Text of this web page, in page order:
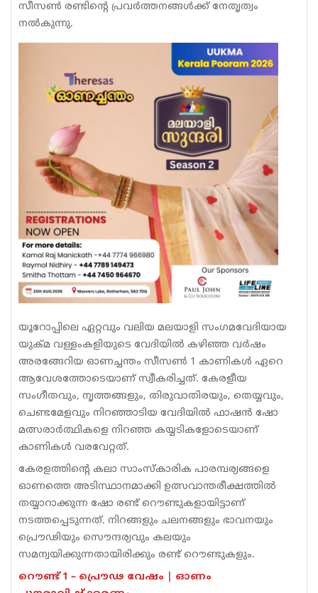
സീസൺ രണ്ടിൻ്റെ പ്രവർത്തനങ്ങൾക്ക് നേതൃത്വം
നൽകുന്നു.
യൂറോപ്പിലെ ഏറ്റവും വലിയ മലയാളി സംഗമവേദിയായ
യുക്മ വള്ളംകളിയുടെ വേദിയിൽ കഴിഞ്ഞ വർഷം
അരങ്ങേറിയ ഓണച്ചന്തം സീസൺ 1 കാണികൾ ഏറെ
ആവേശത്തോടെയാണ് സ്വീകരിച്ചത്. കേരളീയ
സംഗീതവും, നൃത്തങ്ങളും, തിരുവാതിരയും, തെയ്യവും,
ചെണ്ടമേളവും നിറഞ്ഞാടിയ വേദിയിൽ ഫാഷൻ ഷോ
മത്സരാർത്ഥികളെ നിറഞ്ഞ കയ്യടികളോടെയാണ്
കാണികൾ വരവേറ്റത്.
കേരളത്തിൻ്റെ കലാ സാംസ്‌കാരിക പാരമ്പര്യങ്ങളെ
ഓണത്തെ അടിസ്ഥാനമാക്കി ഉത്സവാന്തരീക്ഷത്തിൽ
തയ്യാറാക്കുന്ന ഷോ രണ്ട് റൌണ്ടുകളായിട്ടാണ്
നടത്തപ്പെടുന്നത്. നിറങ്ങളും ചലനങ്ങളും ഭാവനയും
പ്രൌഢിയും സൌന്ദര്യവും കലയും
സമന്വയിക്കുന്നതായിരിക്കും രണ്ട് റൌണ്ടുകളും.
റൌണ്ട് 1 – പ്രൌഢ വേഷം | ഓണം